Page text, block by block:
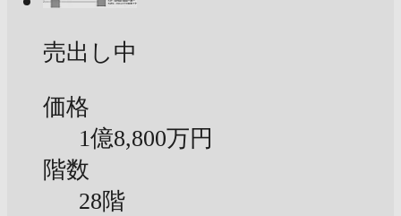
売出し中
価格
1億8,800万円
階数
28階